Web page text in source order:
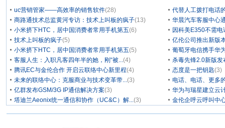
uc营销管家——高效率的销售软件(28)
代替人工拨打电话
商路通技术总监黄河专访：技术上叫板的疯子(13)
华晨汽车客服中心
小米挤下HTC，居中国消费者常用手机第五(6)
因科美E350不需
技术上叫板的疯子(5)
亿伦公司推出新版
小米挤下HTC，居中国消费者常用手机第五(5)
葡萄牙电信携手华
客服人生：入职凡客四年半的她，刚“被...(4)
杀毒先锋2.0新版发
腾讯EC与金伦合作 开启云联络中心新里程(4) 态度是一把钥匙(3)
未来的联络中心：克服商业与技术变革带...(3)
电话、电话、更多
亿群发布GSM/3G IP通信解决方案(3)
华为与瑞星建立云
塔迪兰Aeonix统一通信和协作（UC&C）解...(3) 金伦企呼云呼叫中